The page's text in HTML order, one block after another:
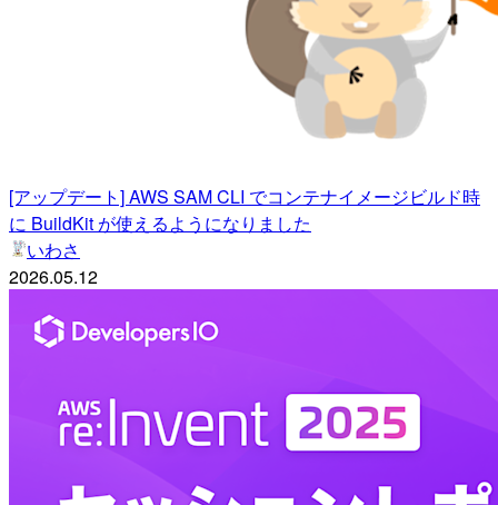
[アップデート] AWS SAM CLI でコンテナイメージビルド時
に BuildKit が使えるようになりました
いわさ
2026.05.12